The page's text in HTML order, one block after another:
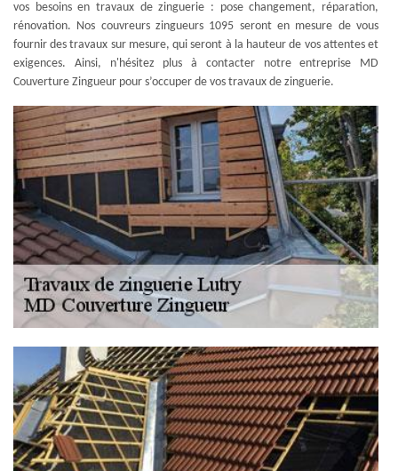
vos besoins en travaux de zinguerie : pose changement, réparation,
rénovation. Nos couvreurs zingueurs 1095 seront en mesure de vous
fournir des travaux sur mesure, qui seront à la hauteur de vos attentes et
exigences. Ainsi, n'hésitez plus à contacter notre entreprise MD
Couverture Zingueur pour s’occuper de vos travaux de zinguerie.